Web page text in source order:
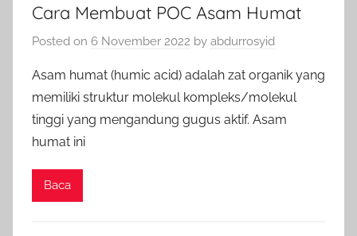
Cara Membuat POC Asam Humat
Posted on 6 November 2022 by abdurrosyid
Asam humat (humic acid) adalah zat organik yang
memiliki struktur molekul kompleks/molekul
tinggi yang mengandung gugus aktif. Asam
humat ini
Baca